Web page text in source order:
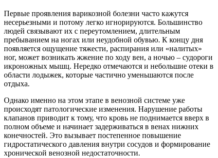
Первые проявления варикозной болезни часто кажутся
несерьезными и потому легко игнорируются. Большинство
людей связывают их с переутомлением, длительным
пребыванием на ногах или неудобной обувью. К концу дня
появляется ощущение тяжести, распирания или «налитых»
ног, может возникать жжение по ходу вен, а ночью – судороги
икроножных мышц. Нередко отмечаются и небольшие отеки в
области лодыжек, которые частично уменьшаются после
отдыха.
Однако именно на этом этапе в венозной системе уже
происходят патологические изменения. Нарушение работы
клапанов приводит к тому, что кровь не поднимается вверх в
полном объеме и начинает задерживаться в венах нижних
конечностей. Это вызывает постепенное повышение
гидростатического давления внутри сосудов и формирование
хронической венозной недостаточности.